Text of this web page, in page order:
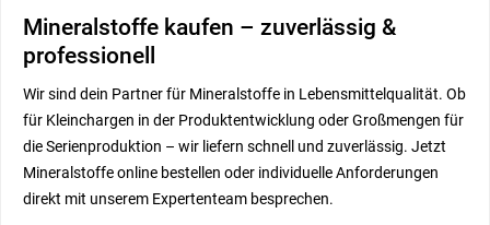
Mineralstoffe kaufen – zuverlässig &
professionell
Wir sind dein Partner für Mineralstoffe in Lebensmittelqualität. Ob
für Kleinchargen in der Produktentwicklung oder Großmengen für
die Serienproduktion – wir liefern schnell und zuverlässig. Jetzt
Mineralstoffe online bestellen oder individuelle Anforderungen
direkt mit unserem Expertenteam besprechen.